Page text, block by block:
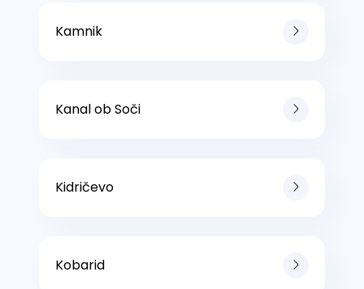
Kamnik
Kanal ob Soči
Kidričevo
Kobarid